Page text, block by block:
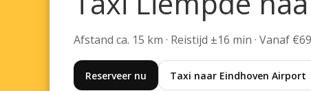
Afstand ca. 15 km · Reistijd ±16 min · Vanaf
Reserveer nu Taxi naar Eindhoven Airport